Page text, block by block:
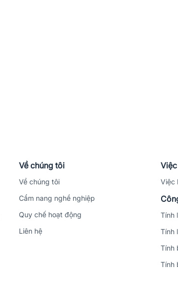
Về chúng tôi
Về chúng tôi
Cẩm nang nghề nghiệp
Quy chế hoạt động
Liên hệ
Việc
Tính
Tính
Tính
Tính